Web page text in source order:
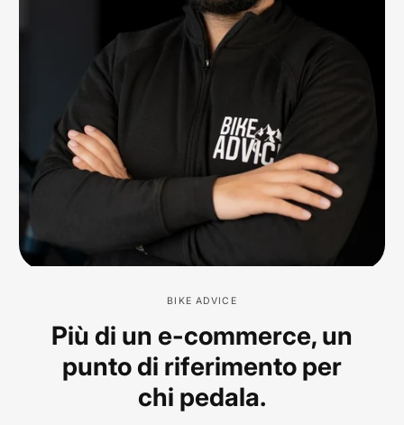
BIKE ADVICE
Più di un e-commerce, un
punto di riferimento per
chi pedala.